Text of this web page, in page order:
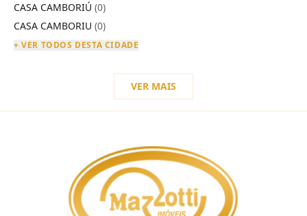
CASA CAMBORIÚ (0)
CASA CAMBORIU (0)
+ VER TODOS DESTA CIDADE
VER MAIS